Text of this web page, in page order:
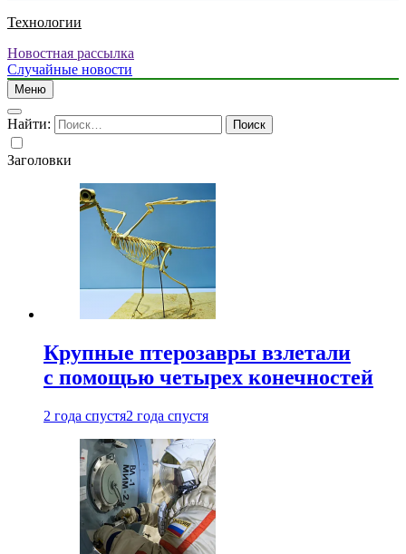
Технологии
Новостная рассылка
Случайные новости
Меню
Найти:
Заголовки
Крупные птерозавры взлетали
с помощью четырех конечностей
2 года спустя2 года спустя